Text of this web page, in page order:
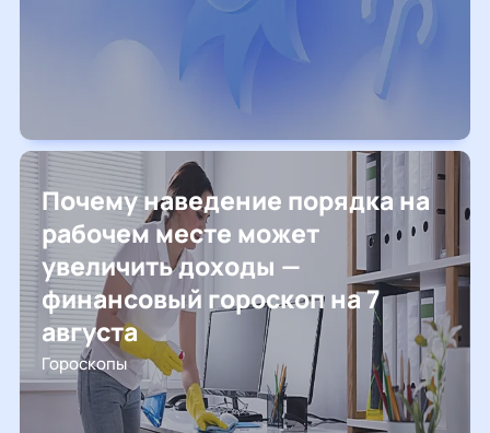
Почему наведение порядка на
рабочем месте может
увеличить доходы —
финансовый гороскоп на 7
августа
Гороскопы